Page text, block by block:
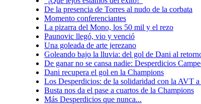
De la presencia de Torres al nudo de la corbata
Momento conferenciantes
La pizarra del Mono, los 50 mil y el rezo
Paunovic llegó, vio y venció
Una goleada de arte jerezano
Goleando bajo la lluvia: del gol de Dani al
De ganar no se cansa nadie: Desperdicios
Dani recupera el gol en la Champions
Los Desperdicios: de la solidaridad con la AVT
Busta nos da el pase a cuartos de la Champions
Más Desperdicios que nunca...